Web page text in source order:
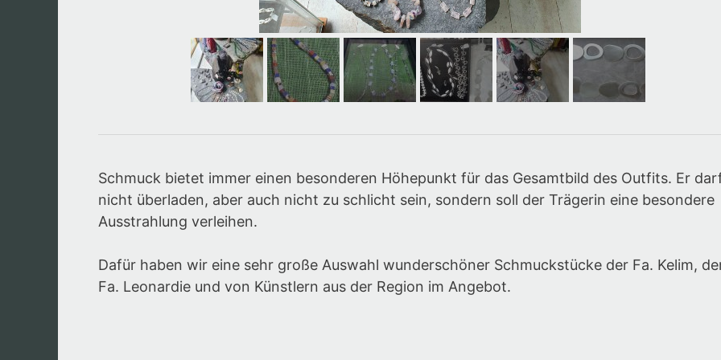
Schmuck bietet immer einen besonderen Höhepunkt für das Gesamtbild des Outfits. Er
nicht überladen, aber auch nicht zu schlicht sein, sondern soll der Trägerin eine besondere
Ausstrahlung verleihen.
Dafür haben wir eine sehr große Auswahl wunderschöner Schmuckstücke der Fa. Kelim,
Fa. Leonardie und von Künstlern aus der Region im Angebot.